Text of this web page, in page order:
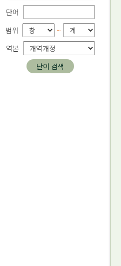
단어
범위
~
역본
단어 검색